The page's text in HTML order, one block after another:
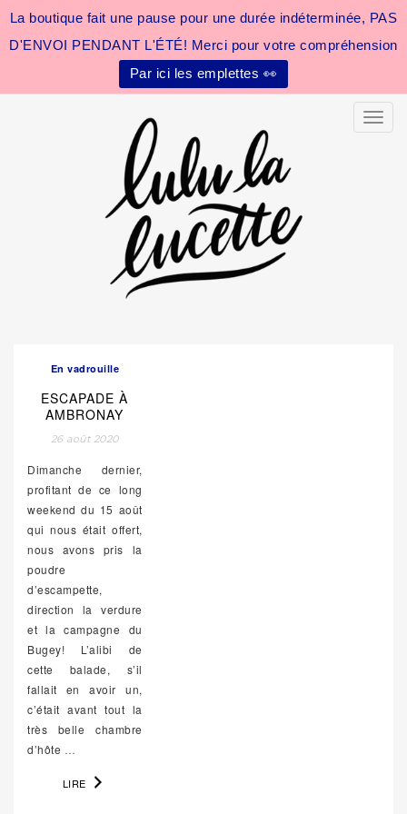
La boutique fait une pause pour une durée indéterminée, PAS
D'ENVOI PENDANT L'ÉTÉ! Merci pour votre compréhension
Par ici les emplettes 👀
En vadrouille
ESCAPADE À
AMBRONAY
26 août 2020
Dimanche dernier,
profitant de ce long
weekend du 15 août
qui nous était offert,
nous avons pris la
poudre
d’escampette,
direction la verdure
et la campagne du
Bugey! L’alibi de
cette balade, s’il
fallait en avoir un,
c’était avant tout la
très belle chambre
d’hôte …
LIRE